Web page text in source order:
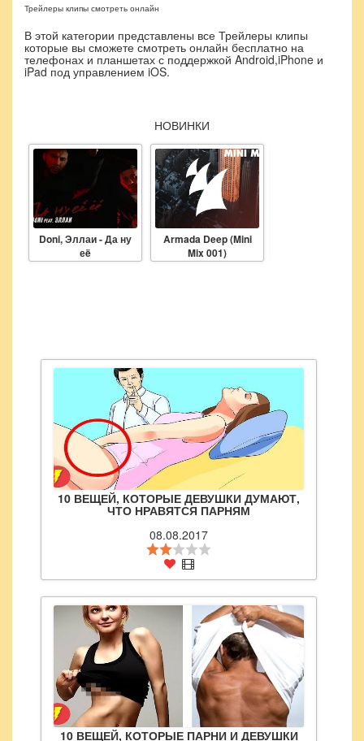
Трейлеры клипы смотреть онлайн
В этой категории представлены все Трейлеры клипы
которые вы сможете смотреть онлайн бесплатно на
телефонах и планшетах с поддержкой Android,iPhone и
iPad под управлением iOS.
НОВИНКИ
Doni, Эллаи - Да ну
еë
Armada Deep (Mini
Mix 001)
10 ВЕЩЕЙ, КОТОРЫЕ ДЕВУШКИ ДУМАЮТ,
ЧТО НРАВЯТСЯ ПАРНЯМ
08.08.2017
10 ВЕЩЕЙ, КОТОРЫЕ ПАРНИ И ДЕВУШКИ